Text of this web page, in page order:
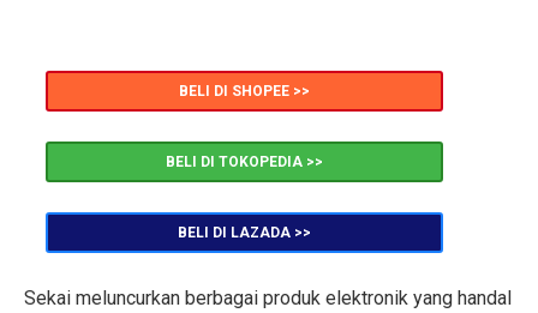
BELI DI SHOPEE >>
BELI DI TOKOPEDIA >>
BELI DI LAZADA >>
Sekai meluncurkan berbagai produk elektronik yang handal